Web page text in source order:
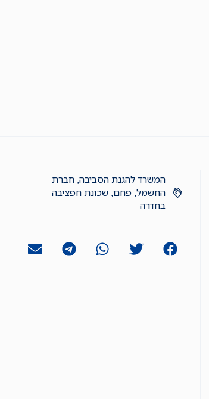
המשרד להגנת הסביבה, חברת
החשמל, פחם, שכונת חפציבה
בחדרה